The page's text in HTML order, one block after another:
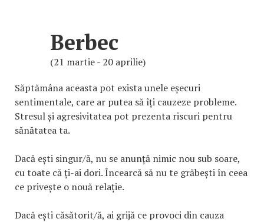
Berbec
(21 martie - 20 aprilie)
Săptămâna aceasta pot exista unele eșecuri
sentimentale, care ar putea să îți cauzeze probleme.
Stresul și agresivitatea pot prezenta riscuri pentru
sănătatea ta.
Dacă ești singur/ă, nu se anunță nimic nou sub soare,
cu toate că ți-ai dori. Încearcă să nu te grăbești în ceea
ce privește o nouă relație.
Dacă ești căsătorit/ă, ai grijă ce provoci din cauza